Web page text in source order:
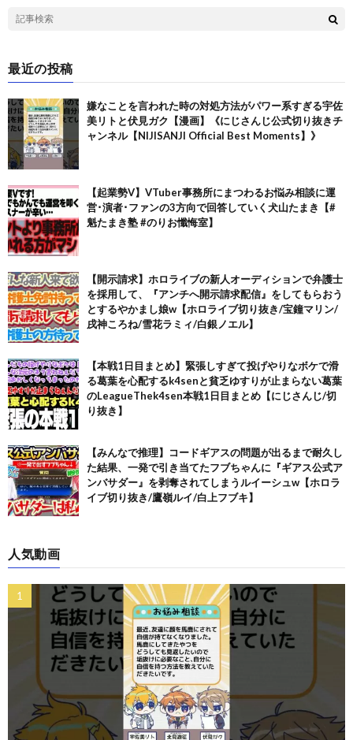
最近の投稿
嫌なことを言われた時の対処方法がパワー系すぎる宇佐
美リトと伏見ガク【漫画】《にじさんじ公式切り抜きチ
ャンネル【NIJISANJI Official Best Moments】》
【起業勢V】VTuber事務所にまつわるお悩み相談に運
営･演者･ファンの3方向で回答していく犬山たまき【#
魁たまき塾 #のりお懺悔室】
【開示請求】ホロライブの新人オーディションで弁護士
を採用して、『アンチへ開示請求配信』をしてもらおう
とするやかまし娘w【ホロライブ切り抜き/宝鐘マリン/
戌神ころね/雪花ラミィ/白銀ノエル】
【本戦1日目まとめ】緊張しすぎて投げやりなボケで滑
る葛葉を心配するk4senと貧乏ゆすりが止まらない葛葉
のLeagueThek4sen本戦1日目まとめ【にじさんじ/切
り抜き】
【みんなで推理】コードギアスの問題が出るまで耐久し
た結果、一発で引き当てたフブちゃんに『ギアス公式ア
ンバサダー』を剥奪されてしまうルイーシュw【ホロラ
イブ切り抜き/鷹嶺ルイ/白上フブキ】
人気動画